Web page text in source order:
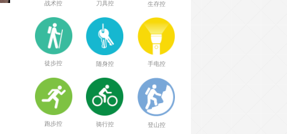
战术控 刀具控 生存控
徒步控 随身控 手电控
跑步控 骑行控 登山控